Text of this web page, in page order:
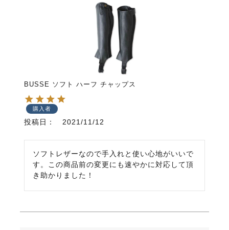
BUSSE ソフト ハーフ チャップス
購入者
投稿日 2021/11/12
ソフトレザーなので手入れと使い心地がいいで
す。この商品前の変更にも速やかに対応して頂
き助かりました！